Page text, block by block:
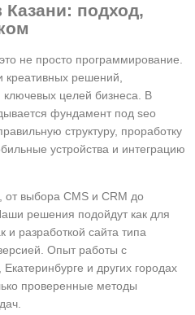
Казани: подход,
не просто программирование.
креативных решений,
целей бизнеса. В
фундамент под seo
структуру, проработку
устройства и интеграцию
выбора CMS и CRM до
решения подойдут как для
и разработкой сайта типа
Опыт работы с
и других городах
проверенные методы